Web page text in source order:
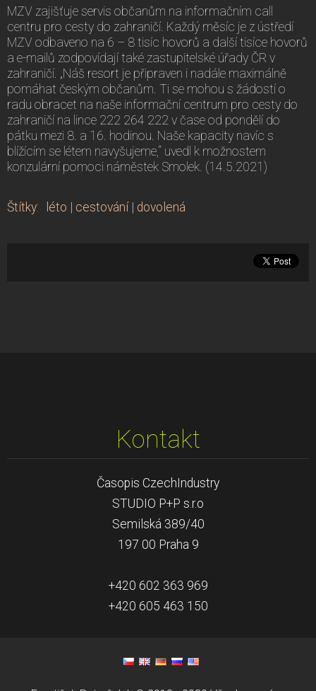
MZV zajišťuje servis občanům na informačním call
centru pro cesty do zahraničí. Každý měsíc je z ústředí
MZV odbaveno na 6 – 8 tisíc hovorů a další tisíce hovorů
a e-mailů zodpovídají také zastupitelské úřady ČR v
zahraničí. „Náš resort je připraven i nadále maximálně
pomáhat českým občanům. Ti se mohou s žádostí o
radu obracet na naše informační centrum pro cesty do
zahraničí na lince 222 264 222 v čase od pondělí do
pátku mezi 8. a 16. hodinou. Naše kapacity navíc s
blížícím se létem navyšujeme,“ uvedl k možnostem
konzulární pomoci náměstek Smolek. (14.5.2021)
Štítky: léto | cestování | dovolená
Kontakt
Časopis CzechIndustry
STUDIO P+P s.r.o
Semilská 389/40
197 00 Praha 9
+420 602 363 969
+420 605 463 150